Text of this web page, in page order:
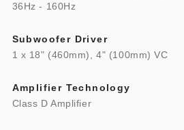
36Hz - 160Hz
Subwoofer Driver
1 x 18" (460mm), 4" (100mm) VC
Amplifier Technology
Class D Amplifier